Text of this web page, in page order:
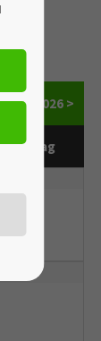
2026 >
Sonntag